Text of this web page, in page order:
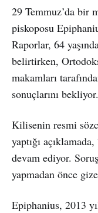
29 Temmuz’da bir
piskoposu
Raporlar, 64
belirtirken,
makamları
sonuçlarını bekliyor.
Kilisenin resmi
yaptığı
devam ediyor.
yapmadan önce
Epiphanius, 2013